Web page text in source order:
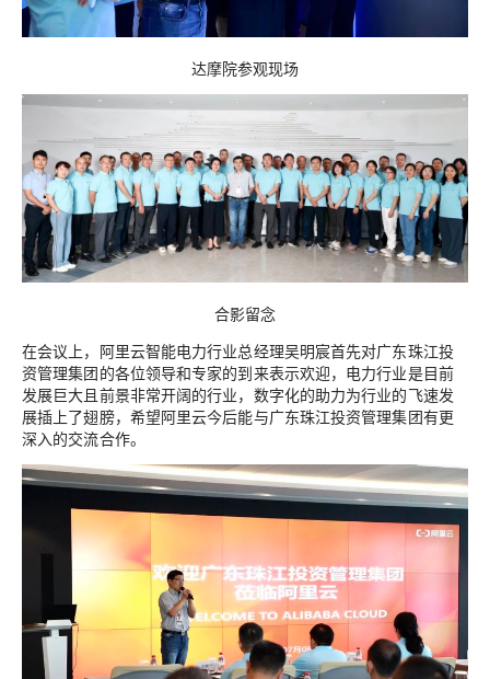
达摩院参观现场
合影留念
在会议上，阿里云智能电力行业总经理吴明宸首先对广东珠江投
资管理集团的各位领导和专家的到来表示欢迎，电力行业是目前
发展巨大且前景非常开阔的行业，数字化的助力为行业的飞速发
展插上了翅膀，希望阿里云今后能与广东珠江投资管理集团有更
深入的交流合作。